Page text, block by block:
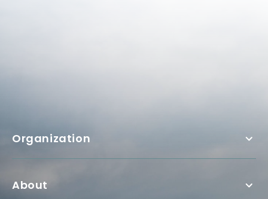
Organization
About